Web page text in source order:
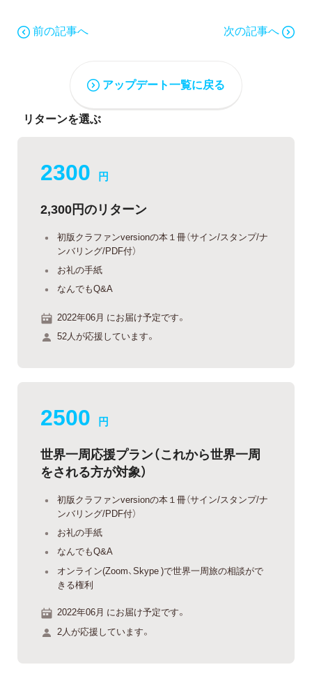
前の記事へ 次の記事へ
アップデート一覧に戻る
リターンを選ぶ
2300 円
2,300円のリターン
初版クラファンversionの本１冊（サイン/スタンプ/ナ
ンバリング/PDF付）
お礼の手紙
なんでもQ&A
2022年06月 にお届け予定です。
52人が応援しています。
2500 円
世界一周応援プラン（これから世界一周
をされる方が対象）
初版クラファンversionの本１冊（サイン/スタンプ/ナ
ンバリング/PDF付）
お礼の手紙
なんでもQ&A
オンライン(Zoom、Skype )で世界一周旅の相談がで
きる権利
2022年06月 にお届け予定です。
2人が応援しています。